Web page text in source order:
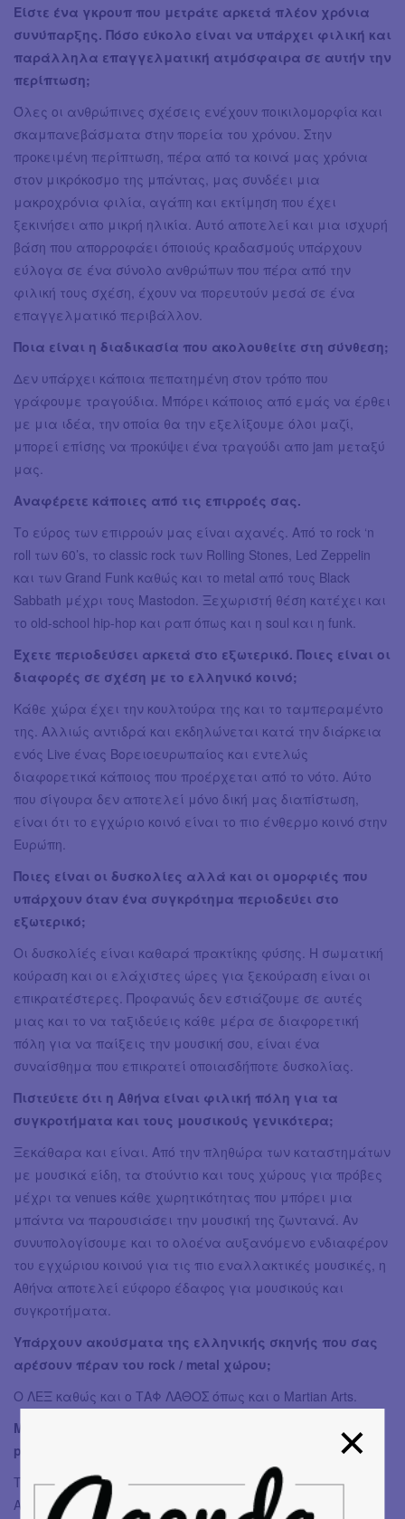
Είστε ένα γκρουπ που μετράτε αρκετά πλέον χρόνια
συνύπαρξης. Πόσο εύκολο είναι να υπάρχει φιλική και
παράλληλα επαγγελματική ατμόσφαιρα σε αυτήν την
περίπτωση;
Όλες οι ανθρώπινες σχέσεις ενέχουν ποικιλομορφία και
σκαμπανεβάσματα στην πορεία του χρόνου. Στην
προκειμένη περίπτωση, πέρα από τα κοινά μας χρόνια
στον μικρόκοσμο της μπάντας, μας συνδέει μια
μακροχρόνια φιλία, αγάπη και εκτίμηση που έχει
ξεκινήσει απο μικρή ηλικία. Αυτό αποτελεί και μια ισχυρή
βάση που απορροφάει όποιούς κραδασμούς υπάρχουν
εύλογα σε ένα σύνολο ανθρώπων που πέρα από την
φιλική τους σχέση, έχουν να πορευτούν μεσά σε ένα
επαγγελματικό περιβάλλον.
Ποια είναι η διαδικασία που ακολουθείτε στη σύνθεση;
Δεν υπάρχει κάποια πεπατημένη στον τρόπο που
γράφουμε τραγούδια. Μπόρει κάποιος από εμάς να έρθει
με μια ιδέα, την οποία θα την εξελίξουμε όλοι μαζί,
μπορεί επίσης να προκύψει ένα τραγούδι απο jam μεταξύ
μας.
Αναφέρετε κάποιες από τις επιρροές σας.
Το εύρος των επιρροών μας είναι αχανές. Από το rock ‘n
roll των 60’s, το classic rock των Rolling Stones, Led Zeppelin
και των Grand Funk καθώς και το metal από τους Black
Sabbath μέχρι τους Mastodon. Ξεχωριστή θέση κατέχει και
το old-school hip-hop και ραπ όπως και η soul και η funk.
Έχετε περιοδεύσει αρκετά στο εξωτερικό. Ποιες είναι οι
διαφορές σε σχέση με το ελληνικό κοινό;
Κάθε χώρα έχει την κουλτούρα της και το ταμπεραμέντο
της. Αλλιώς αντιδρά και εκδηλώνεται κατά την διάρκεια
ενός Live ένας Βορειοευρωπαίος και εντελώς
διαφορετικά κάποιος που προέρχεται από το νότο. Αύτο
που σίγουρα δεν αποτελεί μόνο δική μας διαπίστωση,
είναι ότι το εγχώριο κοινό είναι το πιο ένθερμο κοινό στην
Ευρώπη.
Ποιες είναι οι δυσκολίες αλλά και οι ομορφιές που
υπάρχουν όταν ένα συγκρότημα περιοδεύει στο
εξωτερικό;
Οι δυσκολίές είναι καθαρά πρακτίκης φύσης. Η σωματική
κούραση και οι ελάχιστες ώρες για ξεκούραση είναι οι
επικρατέστερες. Προφανώς δεν εστιάζουμε σε αυτές
μιας και το να ταξιδεύεις κάθε μέρα σε διαφορετική
πόλη για να παίξεις την μουσική σου, είναι ένα
συναίσθημα που επικρατεί οποιασδήποτε δυσκολίας.
Πιστεύετε ότι η Αθήνα είναι φιλική πόλη για τα
συγκροτήματα και τους μουσικούς γενικότερα;
Ξεκάθαρα και είναι. Από την πληθώρα των καταστημάτων
με μουσικά είδη, τα στούντιο και τους χώρους για πρόβες
μέχρι τα venues κάθε χωρητικότητας που μπόρει μια
μπάντα να παρουσιάσει την μουσική της ζωντανά. Αν
συνυπολογίσουμε και το ολοένα αυξανόμενο ενδιαφέρον
του εγχώριου κοινού για τις πιο εναλλακτικές μουσικές, η
Αθήνα αποτελεί εύφορο έδαφος για μουσικούς και
συγκροτήματα.
Υπάρχουν ακούσματα της ελληνικής σκηνής που σας
αρέσουν πέραν του rock / metal χώρου;
Ο ΛΕΞ καθώς και ο ΤΑΦ ΛΑΘΟΣ όπως και ο Martian Arts.
Μιλήστε μας για το βίντεο κλιπ του “All these happy
people” και για το καινούριο σας άλμπουμ.
Το βίντεο ανέλαβε να σκηνοθετήσει ο Κωνσταντίνος
Αντωνόπουλος ο οποίος απέδωσε πιστά μέσω της εικόνας